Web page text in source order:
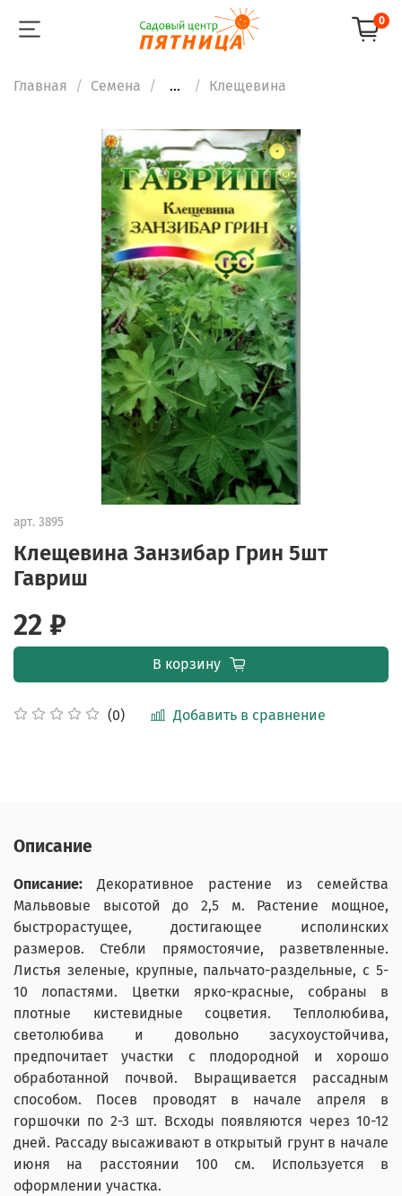
0
Главная Семена ... Клещевина
арт. 3895
Клещевина Занзибар Грин 5шт
Гавриш
(0) Добавить в сравнение
22 ₽
В корзину
Описание
Описание:Декоративное растение из семейства
Мальвовые высотой до 2,5 м. Растение мощное,
быстрорастущее, достигающее исполинских
размеров. Стебли прямостоячие, разветвленные.
Листья зеленые, крупные, пальчато-раздельные, с 5-
10 лопастями. Цветки ярко-красные, собраны в
плотные кистевидные соцветия. Теплолюбива,
светолюбива и довольно засухоустойчива,
предпочитает участки с плодородной и хорошо
обработанной почвой. Выращивается рассадным
способом. Посев проводят в начале апреля в
горшочки по 2-3 шт. Всходы появляются через 10-12
дней. Рассаду высаживают в открытый грунт в начале
июня на расстоянии 100 см. Используется в
оформлении участка.